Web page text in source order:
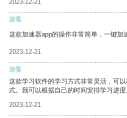
2023-12-21
游客
这款加速器app的操作非常简单，一键加
2023-12-21
游客
这款学习软件的学习方式非常灵活，可
式。我可以根据自己的时间安排学习进度
2023-12-21